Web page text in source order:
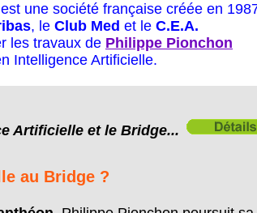
est une société française créée en
, le Club Med et le C.E.A.
les travaux de Philippe Pionchon
Intelligence Artificielle.
Artificielle et le Bridge...
au Bridge ?